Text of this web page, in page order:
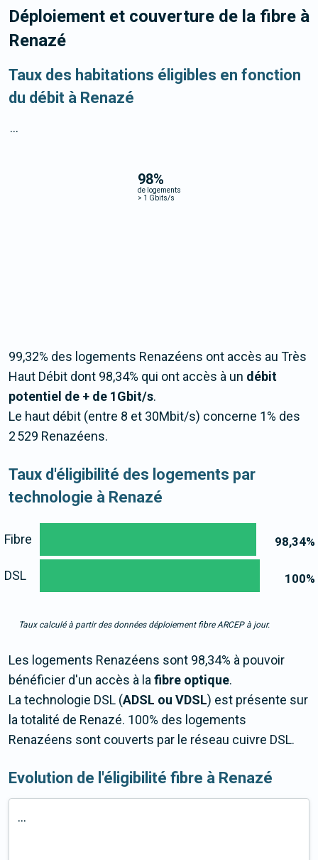
Déploiement et couverture de la fibre à
Renazé
Taux des habitations éligibles en fonction
du débit à Renazé
98%
de logements
> 1 Gbits/s
...
99,32% des logements Renazéens ont accès au Très
Haut Débit dont 98,34% qui ont accès à un débit
potentiel de + de 1Gbit/s.
Le haut débit (entre 8 et 30Mbit/s) concerne 1% des
2 529 Renazéens.
Taux d'éligibilité des logements par
technologie à Renazé
98,34%
100%
Fibre
DSL
Taux calculé à partir des données déploiement fibre ARCEP à jour.
Les logements Renazéens sont 98,34% à pouvoir
bénéficier d'un accès à lafibre optique.
La technologie DSL (ADSL ou VDSL) est présente sur
la totalité de Renazé. 100% des logements
Renazéens sont couverts par le réseau cuivre DSL.
Evolution de l'éligibilité fibre à Renazé
...